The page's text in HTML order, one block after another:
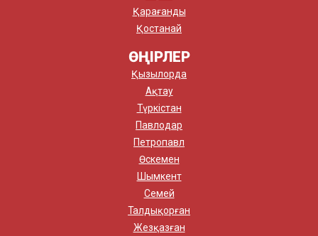
Қарағанды
Қостанай
ӨҢІРЛЕР
Қызылорда
Ақтау
Түркістан
Павлодар
Петропавл
Өскемен
Шымкент
Семей
Талдықорған
Жезқазған